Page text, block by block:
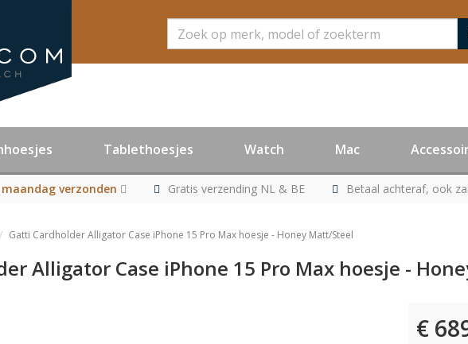
Zoeken
Tablethoesjes Watch Mac
maandag verzonden Gratis verzending NL & BE Betaal achteraf, ook
Gatti Cardholder Alligator Case iPhone 15 Pro Max hoesje - Honey Matt/Steel
Alligator Case iPhone 15 Pro Max hoesje -
€